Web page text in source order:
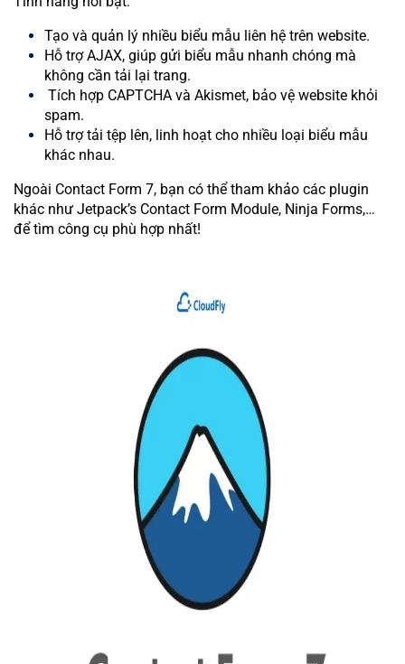
Tạo và quản lý nhiều biểu mẫu liên hệ trên website.
Hỗ trợ AJAX, giúp gửi biểu mẫu nhanh chóng mà
không cần tải lại trang.
Tích hợp CAPTCHA và Akismet, bảo vệ website khỏi
spam.
Hỗ trợ tải tệp lên, linh hoạt cho nhiều loại biểu mẫu
khác nhau.
Ngoài Contact Form 7, bạn có thể tham khảo các plugin
khác như Jetpack’s Contact Form Module, Ninja Forms,…
để tìm công cụ phù hợp nhất!